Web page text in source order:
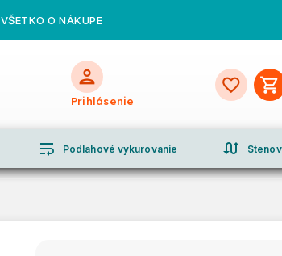
VŠETKO O NÁKUPE
Prihlásenie
wrap_text Podlahové vykurovanie swap_calls